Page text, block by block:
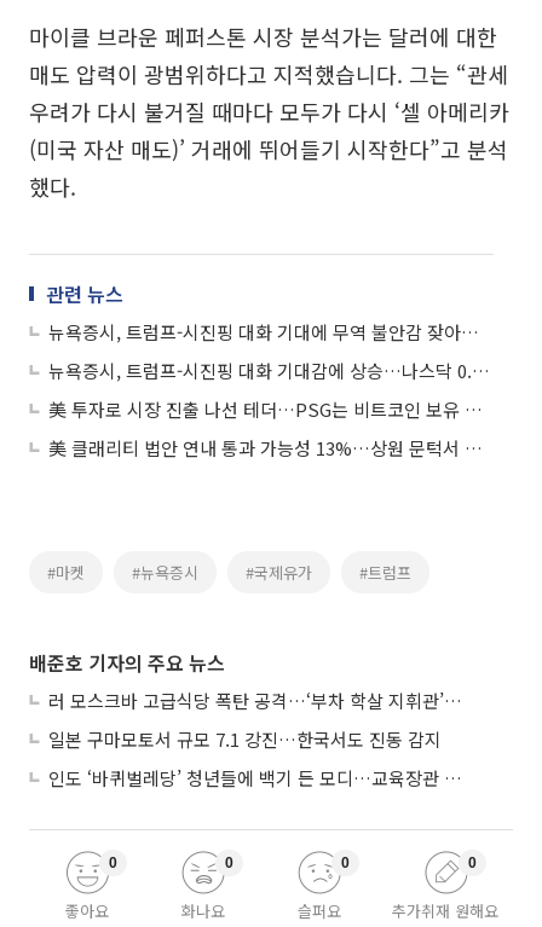
마이클 브라운 페퍼스톤 시장 분석가는 달러에 대한
매도 압력이 광범위하다고 지적했습니다. 그는 “관세
우려가 다시 불거질 때마다 모두가 다시 ‘셀 아메리카
(미국 자산 매도)’ 거래에 뛰어들기 시작한다”고 분석
했다.
관련 뉴스
뉴욕증시, 트럼프-시진핑 대화 기대에 무역 불안감 잦아들어...나스닥 0.67%↑
뉴욕증시, 트럼프-시진핑 대화 기대감에 상승…나스닥 0.67%↑
美 투자로 시장 진출 나선 테더…PSG는 비트코인 보유 발표
美 클래리티 법안 연내 통과 가능성 13%…상원 문턱서 제동
#마켓 #뉴욕증시 #국제유가 #트럼프
배준호 기자의 주요 뉴스
러 모스크바 고급식당 폭탄 공격…‘부차 학살 지휘관’ 노렸나
일본 구마모토서 규모 7.1 강진…한국서도 진동 감지
인도 ‘바퀴벌레당’ 청년들에 백기 든 모디…교육장관 사퇴
좋아요
0
화나요
0
슬퍼요
0
추가취재 원해요
0